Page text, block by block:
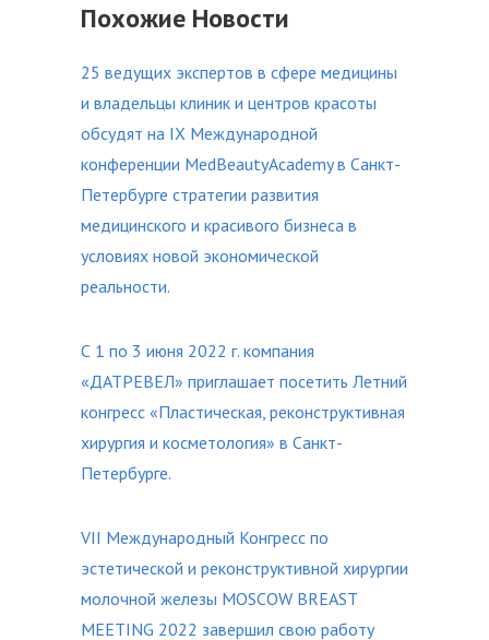
Похожие Новости
25 ведущих экспертов в сфере медицины
и владельцы клиник и центров красоты
обсудят на IX Международной
конференции MedBeautyAcademy в Санкт-
Петербурге стратегии развития
медицинского и красивого бизнеса в
условиях новой экономической
реальности.
С 1 по 3 июня 2022 г. компания
«ДАТРЕВЕЛ» приглашает посетить Летний
конгресс «Пластическая, реконструктивная
хирургия и косметология» в Санкт-
Петербурге.
VII Международный Конгресс по
эстетической и реконструктивной хирургии
молочной железы MOSCOW BREAST
MEETING 2022 завершил свою работу